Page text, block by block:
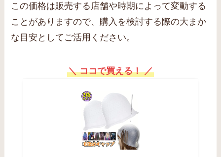
この価格は販売する店舗や時期によって変動する
ことがありますので、購入を検討する際の大まか
な目安としてご活用ください。
＼ ココで買える！ ／